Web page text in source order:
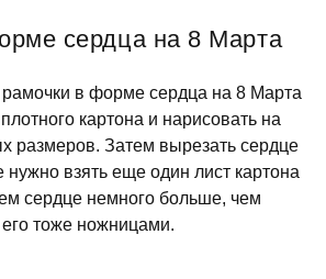
сердца на 8 Марта
рамочки в форме сердца на 8 Марта
картона и нарисовать на
размеров. Затем вырезать сердце
взять еще один лист картона
сердце немного больше, чем
тоже ножницами.